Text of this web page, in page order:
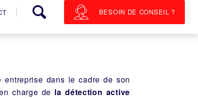
BESOIN DE CONSEIL ?
dans le cadre de son
charge de la détection active